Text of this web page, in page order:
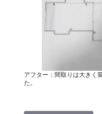
アフター：間取りは大きく
た。